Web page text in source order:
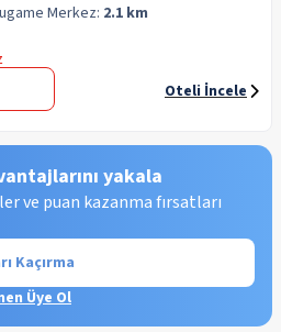
Merkez: 2.1 km
Oteli İncele
yakala
ve puan kazanma fırsatları
Kaçırma
Üye Ol